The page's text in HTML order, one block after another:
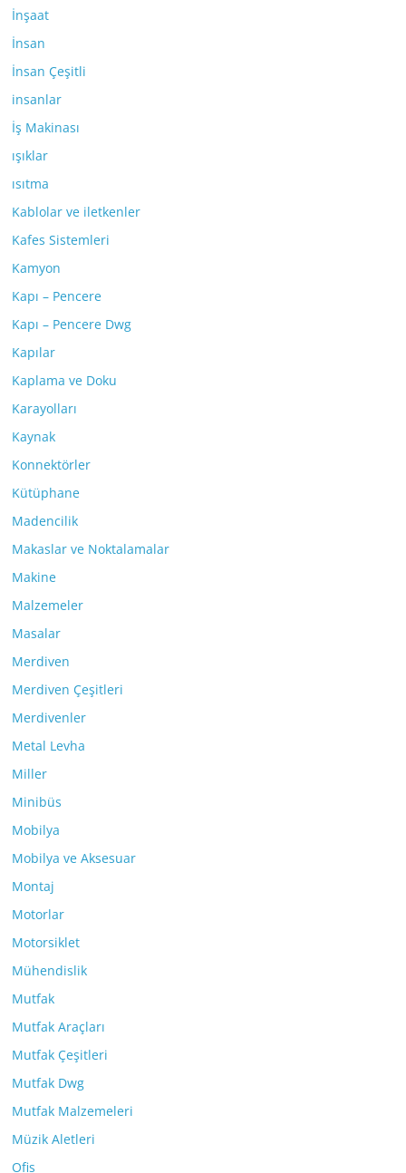
İnşaat
İnsan
İnsan Çeşitli
insanlar
İş Makinası
ışıklar
ısıtma
Kablolar ve iletkenler
Kafes Sistemleri
Kamyon
Kapı – Pencere
Kapı – Pencere Dwg
Kapılar
Kaplama ve Doku
Karayolları
Kaynak
Konnektörler
Kütüphane
Madencilik
Makaslar ve Noktalamalar
Makine
Malzemeler
Masalar
Merdiven
Merdiven Çeşitleri
Merdivenler
Metal Levha
Miller
Minibüs
Mobilya
Mobilya ve Aksesuar
Montaj
Motorlar
Motorsiklet
Mühendislik
Mutfak
Mutfak Araçları
Mutfak Çeşitleri
Mutfak Dwg
Mutfak Malzemeleri
Müzik Aletleri
Ofis